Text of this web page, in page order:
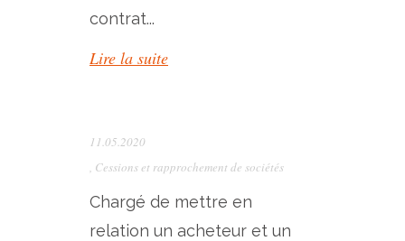
contrat...
Lire la suite
11.05.2020
, Cessions et rapprochement de sociétés
Chargé de mettre en
relation un acheteur et un